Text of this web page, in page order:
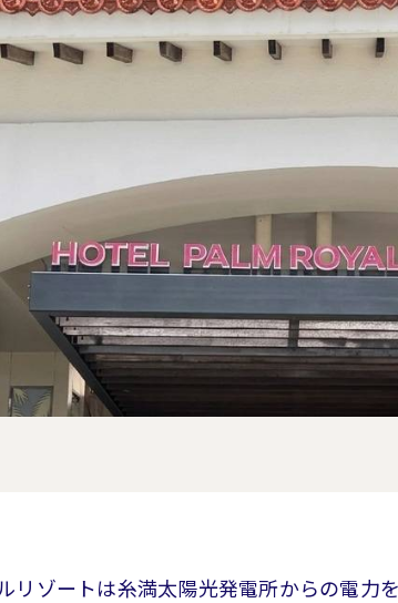
リゾートは糸満太陽光発電所からの電力